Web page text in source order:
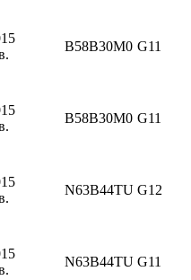
B58B30M0 G11
B58B30M0 G11
N63B44TU G12
N63B44TU G11